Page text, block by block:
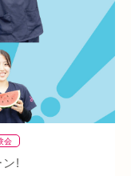
谷9
めまい
経失調症 寝違え
寺田町
り
ティング
会
ン!